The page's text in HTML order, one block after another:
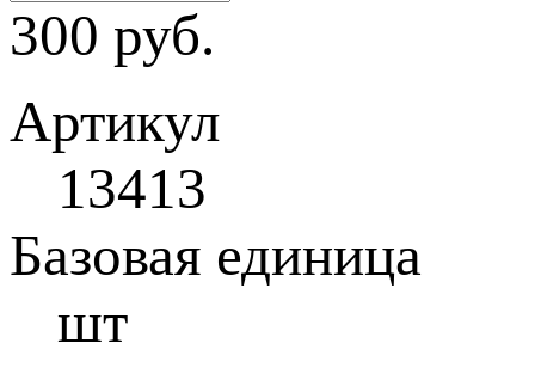
300 руб.
Артикул
13413
Базовая единица
шт